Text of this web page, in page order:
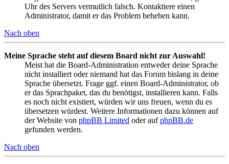
Uhr des Servers vermutlich falsch. Kontaktiere einen
Administrator, damit er das Problem beheben kann.
Nach oben
Meine Sprache steht auf diesem Board nicht zur Auswahl!
Meist hat die Board-Administration entweder deine Sprache
nicht installiert oder niemand hat das Forum bislang in deine
Sprache übersetzt. Frage ggf. einen Board-Administrator, ob
er das Sprachpaket, das du benötigst, installieren kann. Falls
es noch nicht existiert, würden wir uns freuen, wenn du es
übersetzen würdest. Weitere Informationen dazu können auf
der Website von phpBB Limited oder aufphpBB.de
gefunden werden.
Nach oben